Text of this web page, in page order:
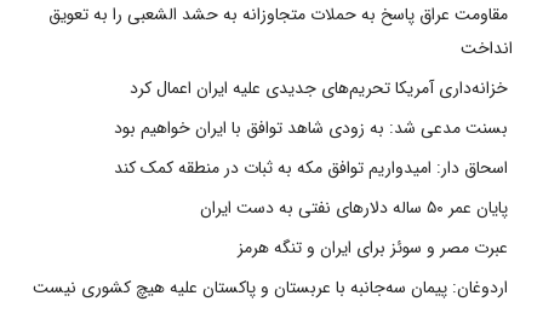
مقاومت عراق پاسخ به حملات متجاوزانه به حشد الشعبی را به تعویق
انداخت
خزانه‌داری آمریکا تحریم‌های جدیدی علیه ایران اعمال کرد
بسنت مدعی شد: به زودی شاهد توافق با ایران خواهیم بود
اسحاق دار: امیدواریم توافق مکه به ثبات در منطقه کمک کند
پایان عمر ۵۰ ساله دلارهای نفتی به دست ایران
عبرت مصر و سوئز برای ایران و تنگه هرمز
اردوغان: پیمان سه‌جانبه با عربستان و پاکستان علیه هیچ کشوری نیست